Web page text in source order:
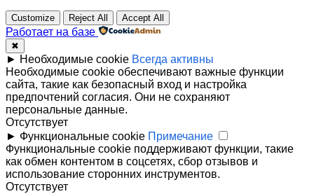
Customize Reject All Accept All
Работает на базе
✖
► Необходимые cookie Всегда активны
Необходимые cookie обеспечивают важные функции
сайта, такие как безопасный вход и настройка
предпочтений согласия. Они не сохраняют
персональные данные.
Отсутствует
► Функциональные cookie Примечание
Функциональные cookie поддерживают функции, такие
как обмен контентом в соцсетях, сбор отзывов и
использование сторонних инструментов.
Отсутствует